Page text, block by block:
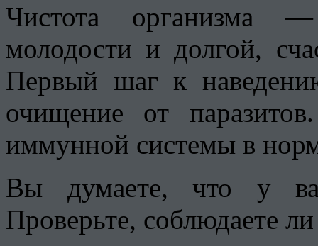
Чистота организма
молодости и долгой,
Первый шаг к
очищение от
иммунной системы в
Вы думаете, что у
Проверьте, соблюдаете